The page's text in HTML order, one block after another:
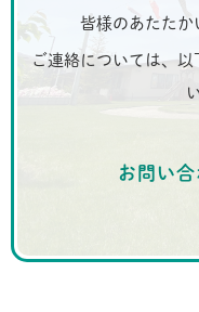
皆様のあたたか
ご連絡については、
お問い